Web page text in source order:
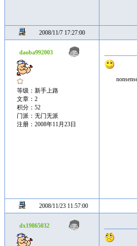
2008/11/7 17:27:00
daoba992003
等级：新手上路
文章：2
积分：52
门派：无门无派
注册：2008年11月23日
2008/11/23 11:57:00
dx19865032